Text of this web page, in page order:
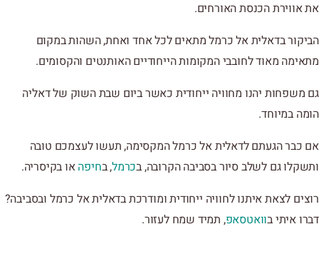
את אווירת הכנסת האורחים.
הביקור בדאלית אל כרמל מתאים לכל אחד ואחת, השהות במקום
מתאימה מאוד לחובבי המקומות הייחודיים האותנטים והקסומים.
גם משפחות יהנו מחוויה ייחודית כאשר ביום שבת השוק של דאליה
הומה במיוחד.
אם כבר הגעתם לדאלית אל כרמל המקסימה, תעשו לעצמכם טובה
ותשקלו גם לשלב סיור בסביבה הקרובה, בכרמל, בחיפהאו בקיסריה.
רוצים לצאת איתנו לחוויה ייחודית ומודרכת בדאלית אל כרמל ובסביבה?
דברו איתי בוואטסאפ, תמיד שמח לעזור.